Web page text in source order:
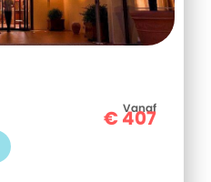
Vanaf
€407